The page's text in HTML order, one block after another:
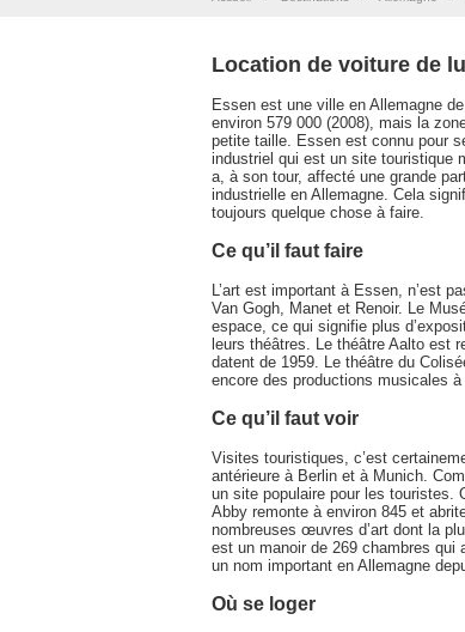
Location de voiture de
Essen est une ville en Allemagne
environ 579 000 (2008), mais la
petite taille. Essen est connu pour
industriel qui est un site touristique
a, à son tour, affecté une grande
industrielle en Allemagne. Cela
toujours quelque chose à faire.
Ce qu’il faut faire
L’art est important à Essen, n’est
Van Gogh, Manet et Renoir. Le
espace, ce qui signifie plus
leurs théâtres. Le théâtre Aalto est
datent de 1959. Le théâtre du
encore des productions musicales à
Ce qu’il faut voir
Visites touristiques, c’est
antérieure à Berlin et à Munich.
un site populaire pour les touristes.
Abby remonte à environ 845 et
nombreuses œuvres d’art dont la
est un manoir de 269 chambres qui
un nom important en Allemagne
Où se loger